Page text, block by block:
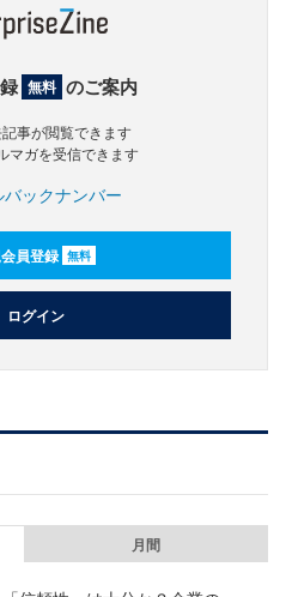
無料 のご案内
記事が閲覧できます
マガを受信できます
バックナンバー
員登録 無料
ログイン
月間